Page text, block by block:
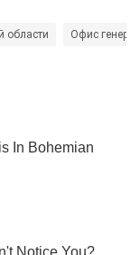
области Офис